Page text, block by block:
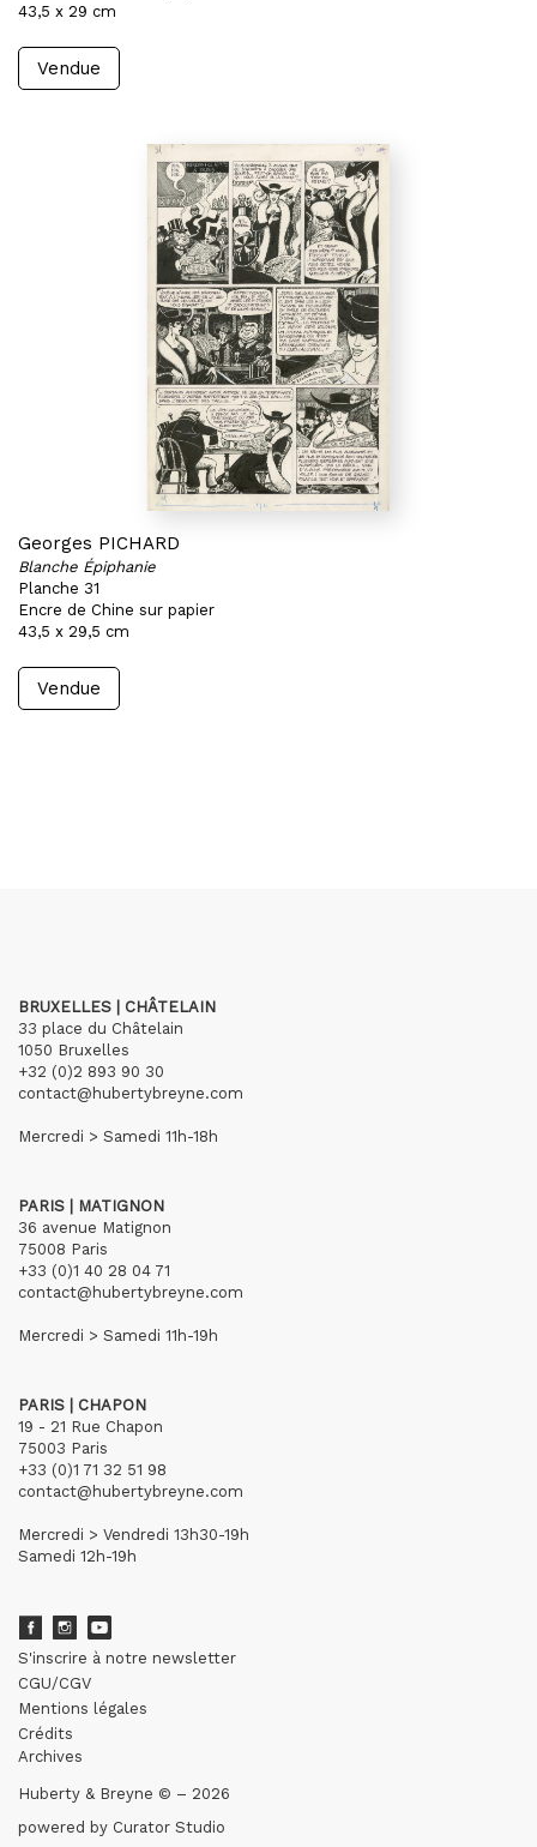
43,5 x 29 cm
Vendue
Georges PICHARD
Blanche Épiphanie
Planche 31
Encre de Chine sur papier
43,5 x 29,5 cm
Vendue
BRUXELLES | CHÂTELAIN
33 place du Châtelain
1050 Bruxelles
+32 (0)2 893 90 30
contact@hubertybreyne.com
Mercredi > Samedi 11h-18h
PARIS | MATIGNON
36 avenue Matignon
75008 Paris
+33 (0)1 40 28 04 71
contact@hubertybreyne.com
Mercredi > Samedi 11h-19h
PARIS | CHAPON
19 - 21 Rue Chapon
75003 Paris
+33 (0)1 71 32 51 98
contact@hubertybreyne.com
Mercredi > Vendredi 13h30-19h
Samedi 12h-19h
S'inscrire à notre newsletter
CGU/CGV
Mentions légales
Crédits
Archives
Huberty & Breyne © – 2026
powered by Curator Studio